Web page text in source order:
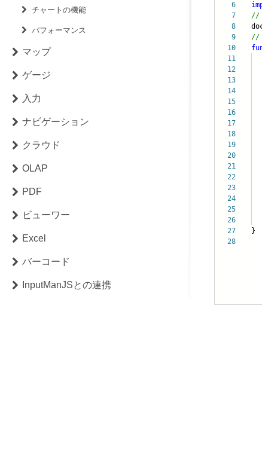
チャートの機能
パフォーマンス
マップ
ゲージ
入力
ナビゲーション
クラウド
OLAP
PDF
ビューワー
Excel
バーコード
InputManJSとの連携
6
7
8
9
10
11
12
13
14
15
16
17
18
19
20
21
22
23
24
25
26
27
28
//
//
}